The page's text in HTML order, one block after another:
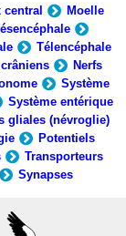
central
Moelle
Télencéphale
crâniens
Nerfs
Système
Système entérique
gliales (névroglie)
Potentiels
Transporteurs
Synapses